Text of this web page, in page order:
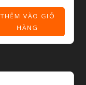
THÊM VÀO GIỎ
HÀNG